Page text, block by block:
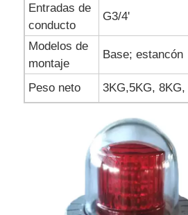
Entradas de
conducto
G3/4'
Modelos de
montaje
Base; estancón
Peso neto 3KG,5KG, 8KG,